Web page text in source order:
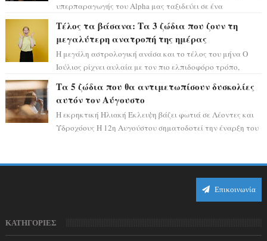
υπερπαραγωγής του Alpha μας ταξιδεύει σε ένα
Τέλος τα βάσανα: Τα 3 ζώδια που ζουν τη
μεγαλύτερη ανατροπή της ημέρας
Η μεγάλη αστρολογική ανάσα και το τέλος του μήνα Ο
Ιούλιος ρίχνει αυλαία με τον πιο ελπιδοφόρο τρόπο,
Τα 5 ζώδια που θα αντιμετωπίσουν δυσκολίες
αυτόν τον Αύγουστο
Η εκρηκτική Ηλιακή Έκλειψη βάζει φωτιά σε Λέοντες και
Υδροχόους Η 12η Αυγούστου σηματοδοτεί την έναρξη του
Επικοινωνία
ΚΑΤΗΓΟΡΙΕΣ